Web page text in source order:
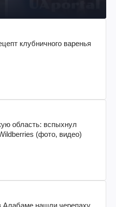
клубничного варенья
область: вспыхнул
(фото, видео)
Алабаме нашли черепаху